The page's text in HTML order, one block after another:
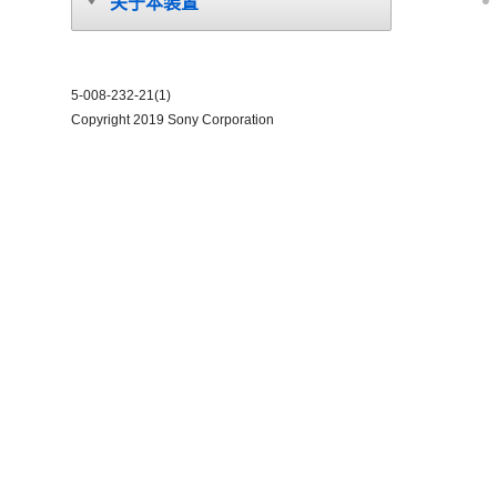
5-008-232-21(1)
Copyright 2019 Sony Corporation